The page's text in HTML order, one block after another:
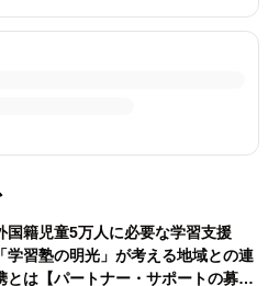
国籍児童5万人に必要な学習支援
「学習塾の明光」が考える地域との連
とは【パートナー・サポートの募